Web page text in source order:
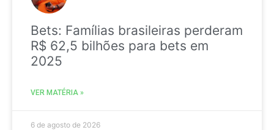
Bets: Famílias brasileiras perderam
R$ 62,5 bilhões para bets em
2025
VER MATÉRIA »
6 de agosto de 2026